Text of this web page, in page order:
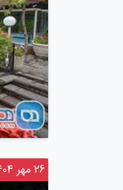
26 مهر 1404